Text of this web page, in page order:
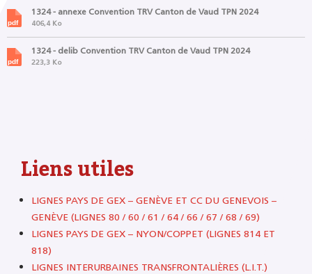
1324 - annexe Convention TRV Canton de Vaud TPN 2024
406,4 Ko
1324 - delib Convention TRV Canton de Vaud TPN 2024
223,3 Ko
Liens utiles
LIGNES PAYS DE GEX – GENÈVE ET CC DU GENEVOIS –
GENÈVE (LIGNES 80 / 60 / 61 / 64 / 66 / 67 / 68 / 69)
LIGNES PAYS DE GEX – NYON/COPPET (LIGNES 814 ET
818)
LIGNES INTERURBAINES TRANSFRONTALIÈRES (L.I.T.)